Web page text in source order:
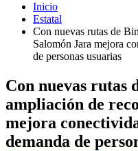
Inicio
Estatal
Con nuevas rutas de
Salomón Jara mejora
de personas usuarias
Con nuevas rutas
ampliación de
mejora
demanda de